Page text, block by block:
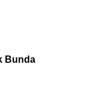
Bunda